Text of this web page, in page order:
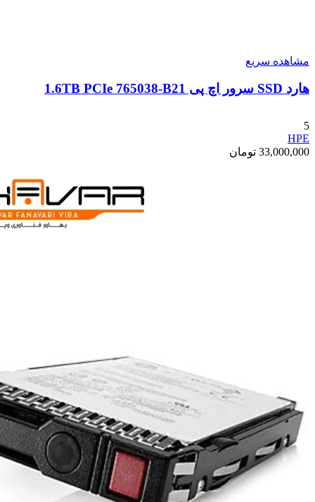
مشاهده سریع
هارد SSD سرور اچ پی 1.6TB PCIe 765038-B21
5
HPE
33,000,000 تومان